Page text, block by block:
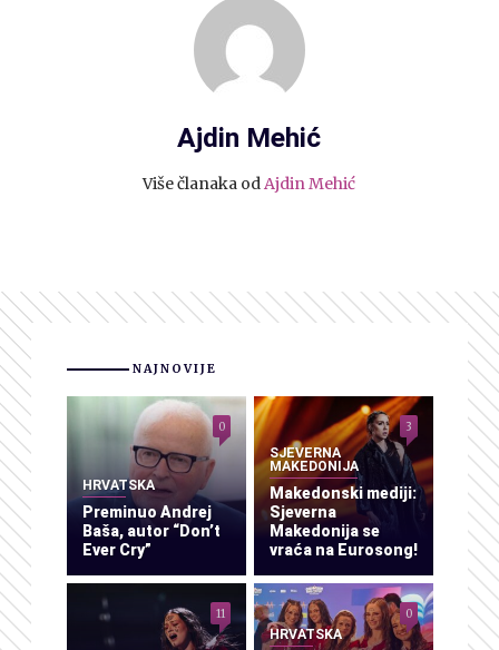
Ajdin Mehić
Više članaka odAjdin Mehić
NAJNOVIJE
HRVATSKA
Preminuo Andrej
Baša, autor “Don’t
Ever Cry”
0
SJEVERNA
MAKEDONIJA
Makedonski mediji:
Sjeverna
Makedonija se
vraća na Eurosong!
3
11
HRVATSKA
0